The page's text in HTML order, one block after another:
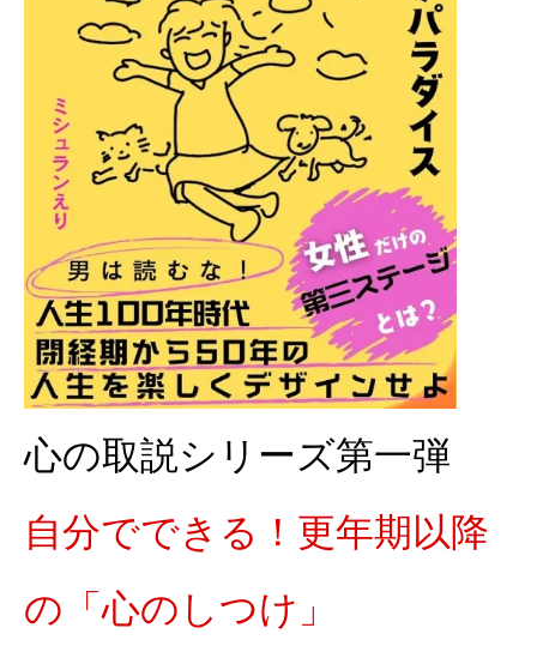
心の取説シリーズ第一弾
自分でできる！更年期以降
の「心のしつけ」